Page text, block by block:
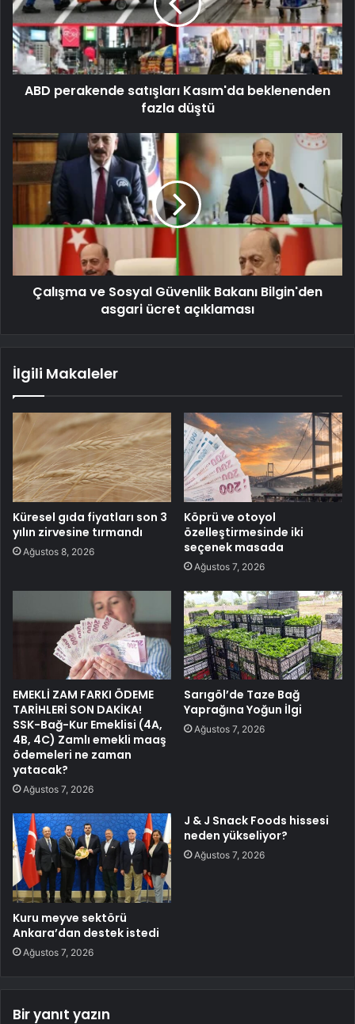
ABD perakende satışları Kasım'da beklenenden
fazla düştü
Çalışma ve Sosyal Güvenlik Bakanı Bilgin'den
asgari ücret açıklaması
İlgili Makaleler
Küresel gıda fiyatları son 3
yılın zirvesine tırmandı
Ağustos 8, 2026
Köprü ve otoyol
özelleştirmesinde iki
seçenek masada
Ağustos 7, 2026
EMEKLİ ZAM FARKI ÖDEME
TARİHLERİ SON DAKİKA!
SSK-Bağ-Kur Emeklisi (4A,
4B, 4C) Zamlı emekli maaş
ödemeleri ne zaman
yatacak?
Ağustos 7, 2026
Sarıgöl’de Taze Bağ
Yaprağına Yoğun İlgi
Ağustos 7, 2026
Kuru meyve sektörü
Ankara’dan destek istedi
Ağustos 7, 2026
J & J Snack Foods hissesi
neden yükseliyor?
Ağustos 7, 2026
Bir yanıt yazın